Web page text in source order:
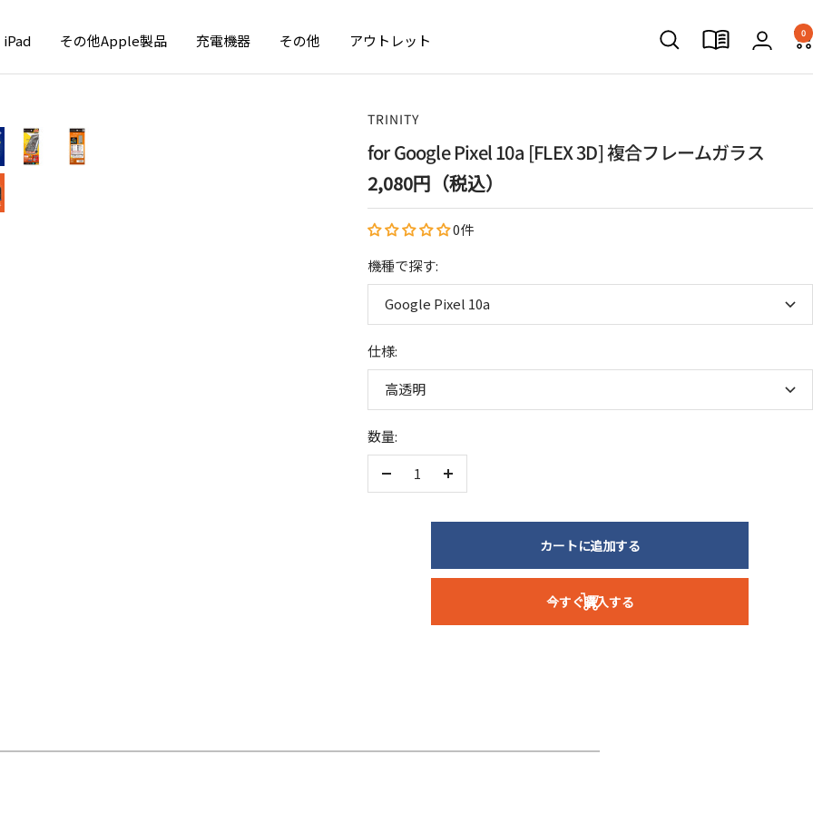
iPad その他Apple製品 充電機器 その他 アウトレット 0
TRINITY
for Google Pixel 10a [FLEX 3D] 複合フレームガラス
セ
ー
ル
価
格
2,080円（税込）
0件
機種で探す:
Google Pixel 10a
仕様:
高透明
数量:
数
や
カートに追加する
今すぐ購入する